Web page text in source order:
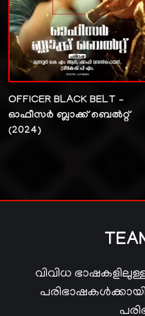
OFFICER BLACK BELT –
ഓഫീസർ ബ്ലാക്ക് ബെൽറ്റ്‌
(2024)
വിവിധ
പരിഭാഷകൾക്കായി